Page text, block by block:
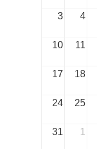
3 4
10 11
17 18
24 25
31 1